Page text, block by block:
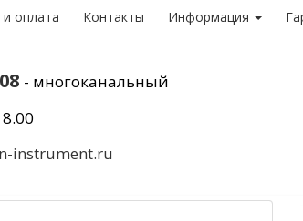
оплата Контакты Информация
- многоканальный
instrument.ru